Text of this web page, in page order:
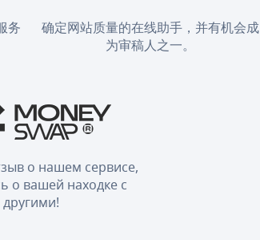
务
确定网站质量的在线助手，并有机会成
为审稿人之一。
о нашем сервисе,
о вашей находке с
другими!